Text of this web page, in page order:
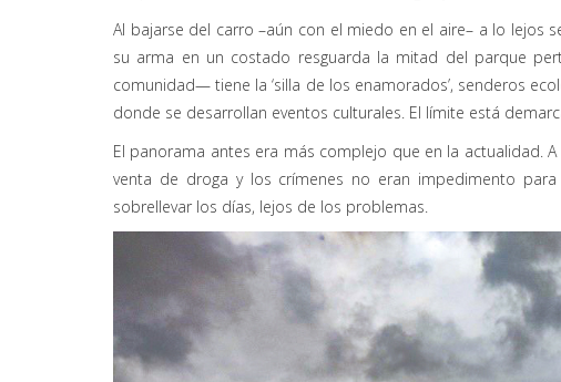
Al bajarse del carro –aún con el miedo en el aire– a lo lejos
su arma en un costado resguarda la mitad del parque
comunidad— tiene la ‘silla de los enamorados’, senderos
donde se desarrollan eventos culturales. El límite está
El panorama antes era más complejo que en la actualidad.
venta de droga y los crímenes no eran impedimento
sobrellevar los días, lejos de los problemas.